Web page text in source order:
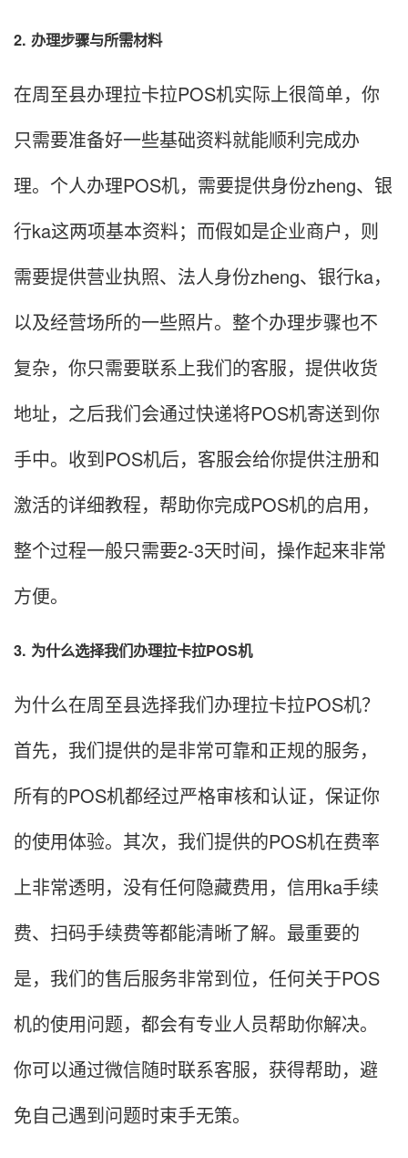
2. 办理步骤与所需材料
在周至县办理拉卡拉POS机实际上很简单，你
只需要准备好一些基础资料就能顺利完成办
理。个人办理POS机，需要提供身份zheng、银
行ka这两项基本资料；而假如是企业商户，则
需要提供营业执照、法人身份zheng、银行ka，
以及经营场所的一些照片。整个办理步骤也不
复杂，你只需要联系上我们的客服，提供收货
地址，之后我们会通过快递将POS机寄送到你
手中。收到POS机后，客服会给你提供注册和
激活的详细教程，帮助你完成POS机的启用，
整个过程一般只需要2-3天时间，操作起来非常
方便。
3. 为什么选择我们办理拉卡拉POS机
为什么在周至县选择我们办理拉卡拉POS机？
首先，我们提供的是非常可靠和正规的服务，
所有的POS机都经过严格审核和认证，保证你
的使用体验。其次，我们提供的POS机在费率
上非常透明，没有任何隐藏费用，信用ka手续
费、扫码手续费等都能清晰了解。最重要的
是，我们的售后服务非常到位，任何关于POS
机的使用问题，都会有专业人员帮助你解决。
你可以通过微信随时联系客服，获得帮助，避
免自己遇到问题时束手无策。